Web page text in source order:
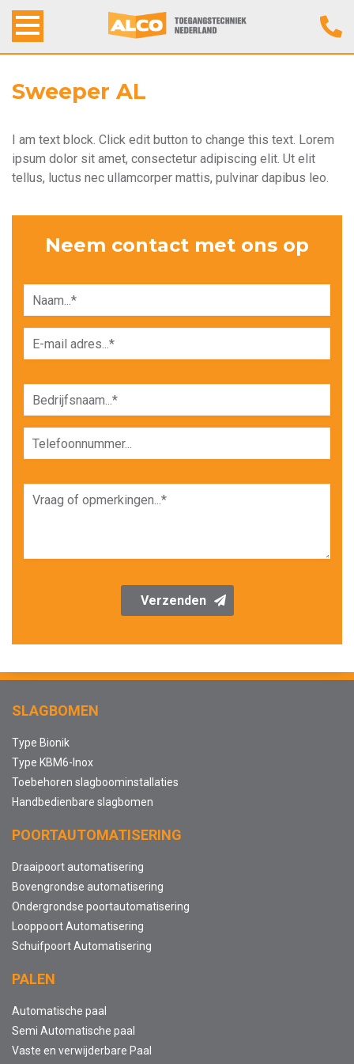
Producten
Contact
Sweeper AL
I am text block. Click edit button to change this text. Lorem
ipsum dolor sit amet, consectetur adipiscing elit. Ut elit
tellus, luctus nec ullamcorper mattis, pulvinar dapibus leo.
Neem contact met ons op
Verzenden
SLAGBOMEN
Type Bionik
Type KBM6-Inox
Toebehoren slagboominstallaties
Handbedienbare slagbomen
POORTAUTOMATISERING
Draaipoort automatisering
Bovengrondse automatisering
Ondergrondse poortautomatisering
Looppoort Automatisering
Schuifpoort Automatisering
PALEN
Automatische paal
Semi Automatische paal
Vaste en verwijderbare Paal